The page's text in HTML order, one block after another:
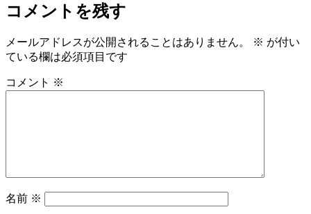
コメントを残す
メールアドレスが公開されることはありません。 ※ が付い
ている欄は必須項目です
コメント ※
名前 ※